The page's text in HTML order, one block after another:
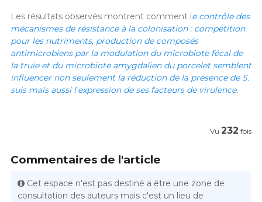
Les résultats observés montrent comment l e contrôle des
mécanismes de résistance à la colonisation : compétition
pour les nutriments, production de composés
antimicrobiens par la modulation du microbiote fécal de
la truie et du microbiote amygdalien du porcelet semblent
influencer non seulement la réduction de la présence de S.
suismais aussi l'expression de ses facteurs de virulence.​​​​​​​
Vu 232 fois
Commentaires de l'article
Cet espace n'est pas destiné a être une zone de
consultation des auteurs mais c'est un lieu de